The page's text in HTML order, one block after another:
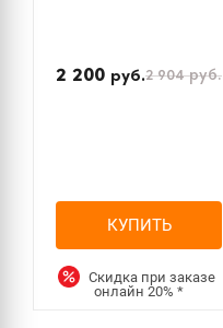
2 200 руб.2 904руб.
КУПИТЬ
Скидка при заказе
онлайн20%*